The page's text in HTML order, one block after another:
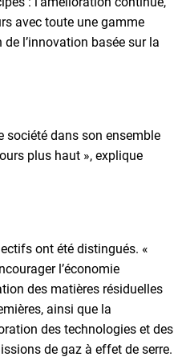
avec toute une gamme
de l’innovation basée sur la
société dans son ensemble
plus haut », explique
ont été distingués. «
l’économie
des matières résiduelles
ainsi que la
des technologies et des
de gaz à effet de serre.